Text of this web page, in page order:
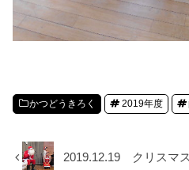
かつどうきろく 2019年度
2019.12.19 クリスマ